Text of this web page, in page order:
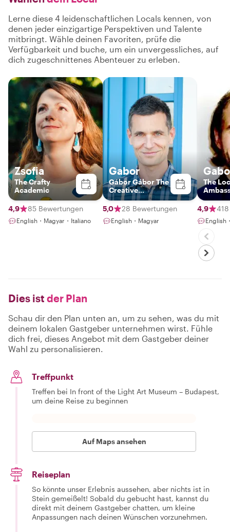
Lerne diese 4 leidenschaftlichen Locals kennen, von
denen jeder einzigartige Perspektiven und Talente
mitbringt. Wähle deinen Favoriten, prüfe die
Verfügbarkeit und buche, um ein unvergessliches, auf
dich zugeschnittenes Abenteuer zu erleben.
Zsofia
The Crafty
Academic
4,9 85 Bewertungen
English・Magyar・Italiano
Gabor
Gábor Gábor The
Creative
Photographer-
Guide
5,0 28 Bewertungen
English・Magyar
The
4,9
English
Dies ist der Plan
Schau dir den Plan unten an, um zu sehen, was du mit
deinem lokalen Gastgeber unternehmen wirst. Fühle
dich frei, dieses Angebot mit dem Gastgeber deiner
Wahl zu personalisieren.
Treffpunkt
Treffen bei In front of the Light Art Museum – Budapest,
um deine Reise zu beginnen
Auf Maps ansehen
Reiseplan
So könnte unser Erlebnis aussehen, aber nichts ist in
Stein gemeißelt! Sobald du gebucht hast, kannst du
direkt mit deinem Gastgeber chatten, um kleine
Anpassungen nach deinen Wünschen vorzunehmen.